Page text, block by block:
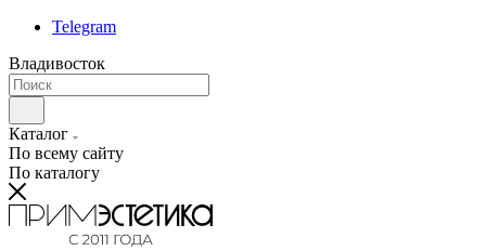
Telegram
Владивосток
Каталог
По всему сайту
По каталогу